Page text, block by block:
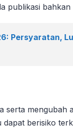
publikasi
Persyaratan,
serta mengubah
berisiko